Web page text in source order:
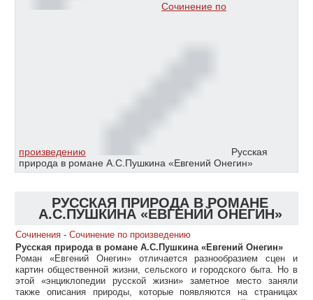
Сочинение по
произведению
Русская
природа в романе А.С.Пушкина «Евгений Онегин»
РУССКАЯ ПРИРОДА В РОМАНЕ
А.С.ПУШКИНА «ЕВГЕНИЙ ОНЕГИН»
Сочинения - Сочинение по произведению
Русская природа в романе А.С.Пушкина «Евгений Онегин»
Роман «Евгений Онегин» отличается разнообразием сцен и
картин общественной жизни, сельского и городского быта. Но в
этой «энциклопедии русской жизни» заметное место заняли
также описания природы, которые появляются на страницах